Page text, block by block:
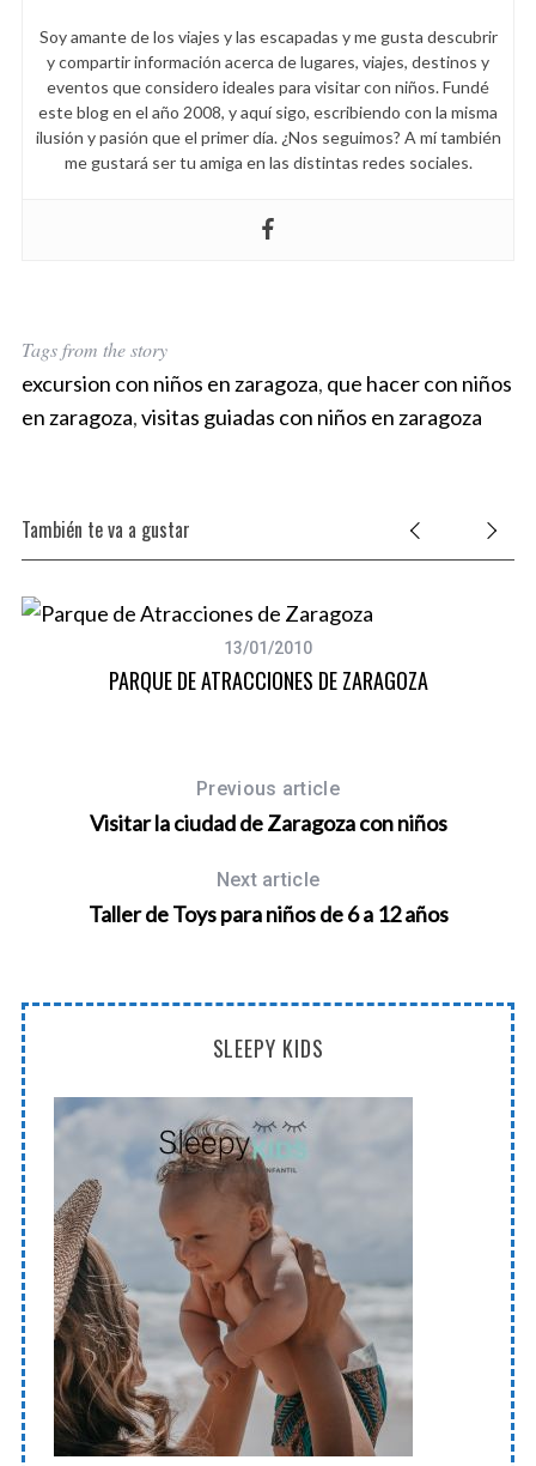
Soy amante de los viajes y las escapadas y me gusta descubrir
y compartir información acerca de lugares, viajes, destinos y
eventos que considero ideales para visitar con niños. Fundé
este blog en el año 2008, y aquí sigo, escribiendo con la misma
ilusión y pasión que el primer día. ¿Nos seguimos? A mí también
me gustará ser tu amiga en las distintas redes sociales.
Tags from the story
excursion con niños en zaragoza, que hacer con niños
en zaragoza,visitas guiadas con niños en zaragoza
También te va a gustar
13/01/2010
PARQUE DE ATRACCIONES DE ZARAGOZA
Previous article
Visitar la ciudad de Zaragoza con niños
Next article
Taller de Toys para niños de 6 a 12 años
SLEEPY KIDS
S
e
a
r
c
h